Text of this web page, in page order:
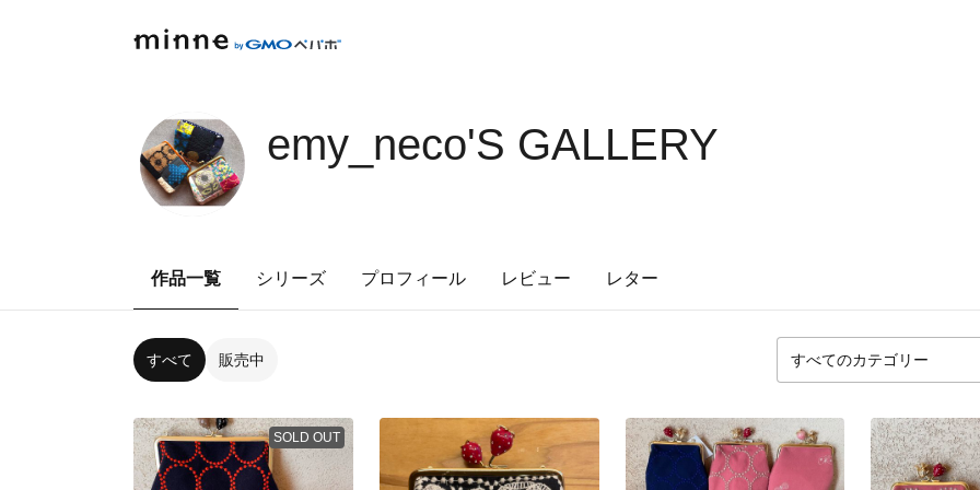
emy_neco'S GALLERY
作品一覧 シリーズ プロフィール レビュー レター
すべて 販売中
SOLD OUT